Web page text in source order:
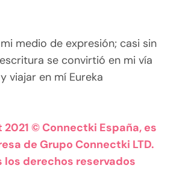
Privacidad
Cookies
medio de expresión; casi sin
se convirtió en mi vía
viajar en mí Eureka
© Connectki España, es
de Grupo Connectki LTD.
los derechos reservados